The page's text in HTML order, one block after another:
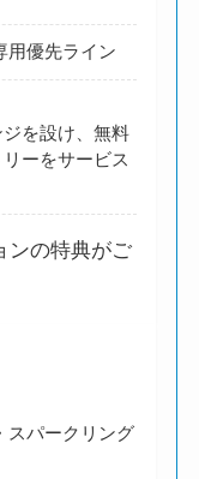
用優先ライン
を設け、無料
ーをサービス
ンの特典がご
スパークリング